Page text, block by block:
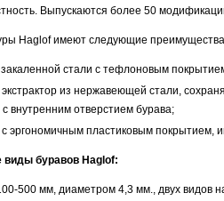
Выпускаются более 50
Haglof имеют следующие
закаленной стали с тефлоновым
из нержавеющей стали,
с внутренним отверстием бурава;
с эргономичным пластиковым
буравов Haglof:
500 мм, диаметром 4,3 мм., двух видов